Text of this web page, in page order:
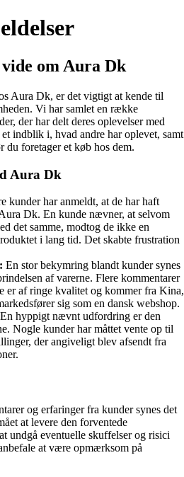
om Aura Dk
Aura Dk, er det vigtigt at kende til
Vi har samlet en række
der har delt deres oplevelser med
indblik i, hvad andre har oplevet, samt
foretager et køb hos dem.
Aura Dk
kunder har anmeldt, at de har haft
Dk. En kunde nævner, at selvom
det samme, modtog de ikke en
i lang tid. Det skabte frustration
En stor bekymring blandt kunder synes
af varerne. Flere kommentarer
er af ringe kvalitet og kommer fra Kina,
sig som en dansk webshop.
En hyppigt nævnt udfordring er den
Nogle kunder har måttet vente op til
der angiveligt blev afsendt fra
og erfaringer fra kunder synes det
at levere den forventede
undgå eventuelle skuffelser og risici
at være opmærksom på